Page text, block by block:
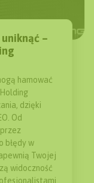
uniknąć –
hamować
dzięki
Od
błędy w
Twojej
widoczność